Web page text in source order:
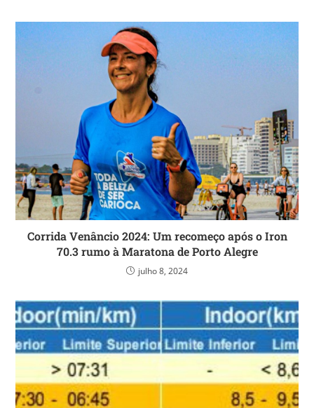
Corrida Venâncio 2024: Um recomeço após o Iron
70.3 rumo à Maratona de Porto Alegre
julho 8, 2024